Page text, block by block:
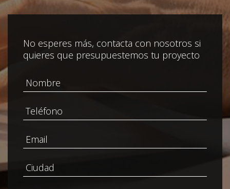
No esperes más, contacta con nosotros si
quieres que presupuestemos tu proyecto